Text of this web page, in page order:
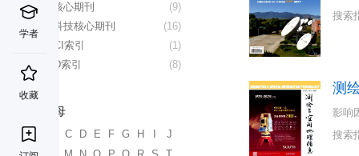
学者
收藏
(9)
北大核心期刊
(16)
中国科技核心期刊
(1)
CSSCI索引
(8)
CSCD索引
首字母
C D E F G H
J
搜索
测
影响
搜索